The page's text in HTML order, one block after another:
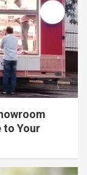
to Your